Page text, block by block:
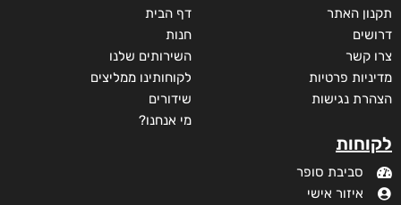
תקנון האתר
דרושים
צרו קשר
מדיניות פרטיות
הצהרת נגישות
לקוחות
סביבת סופר
איזור אישי
דף הבית
חנות
השירותים שלנו
לקוחותינו ממליצים
שידורים
מי אנחנו?